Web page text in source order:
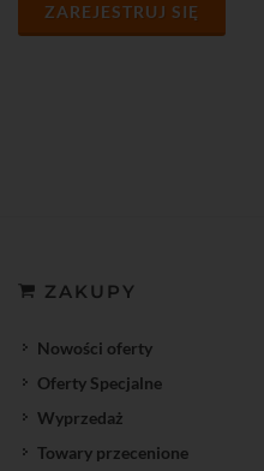
ZAREJESTRUJ SIĘ
ZAKUPY
Nowości oferty
Oferty Specjalne
Wyprzedaż
Towary przecenione